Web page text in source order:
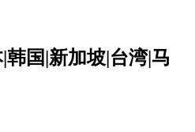
国|新加坡|台湾|马